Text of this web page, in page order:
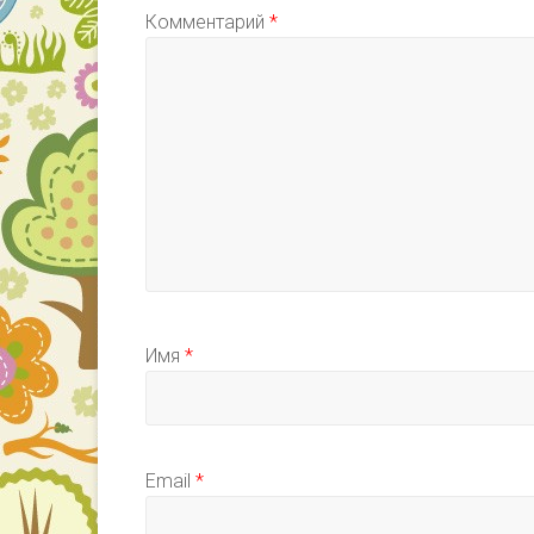
Комментарий *
Имя *
Email *